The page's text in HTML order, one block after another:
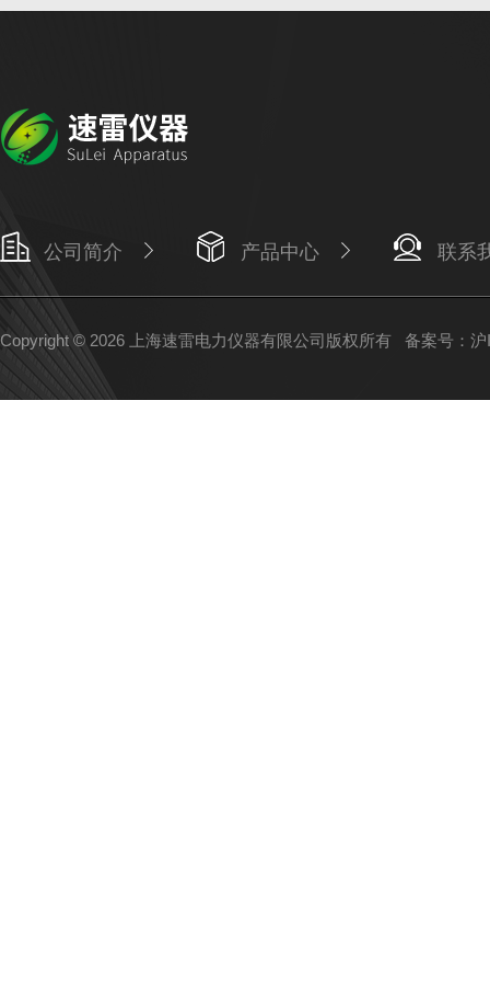
公司简介 产品中心 联系
Copyright © 2026 上海速雷电力仪器有限公司版权所有 备案号：